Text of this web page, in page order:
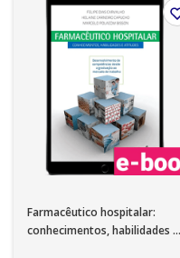
Farmacêutico hospitalar:
conhecimentos, habilidades e